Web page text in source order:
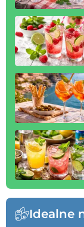
Idealne